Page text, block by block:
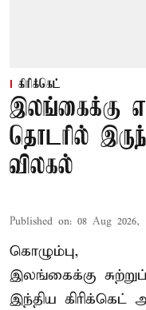
கிரிக்கெட்
இலங்கைக்கு
தொடரில்
விலகல்
Published on: 08 Aug 2026,
கொழும்பு,
இலங்கைக்கு
இந்திய கிரிக்கெட்